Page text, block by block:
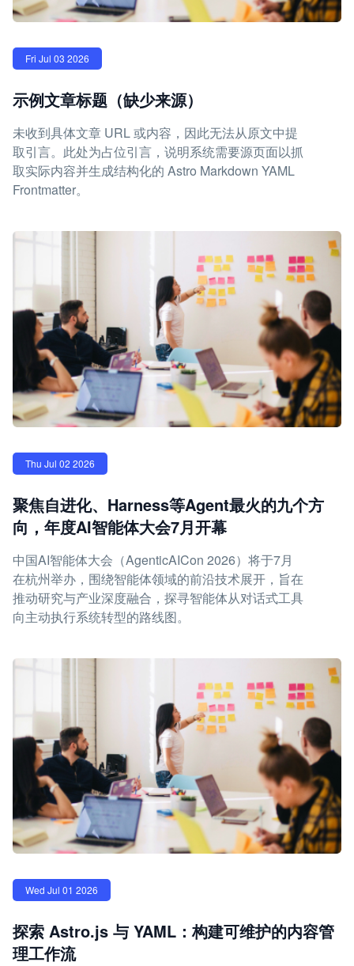
Fri Jul 03 2026
示例文章标题（缺少来源）
未收到具体文章 URL 或内容，因此无法从原文中提
取引言。此处为占位引言，说明系统需要源页面以抓
取实际内容并生成结构化的 Astro Markdown YAML
Frontmatter。
Thu Jul 02 2026
聚焦自进化、Harness等Agent最火的九个方
向，年度AI智能体大会7月开幕
中国AI智能体大会（AgenticAICon 2026）将于7月
在杭州举办，围绕智能体领域的前沿技术展开，旨在
推动研究与产业深度融合，探寻智能体从对话式工具
向主动执行系统转型的路线图。
Wed Jul 01 2026
探索 Astro.js 与 YAML：构建可维护的内容管
理工作流